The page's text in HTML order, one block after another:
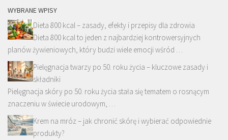
WYBRANE WPISY
Dieta 800 kcal – zasady, efekty i przepisy dla zdrowia
Dieta 800 kcal to jeden z najbardziej kontrowersyjnych
planów żywieniowych, który budzi wiele emocji wśród …
Pielęgnacja twarzy po 50. roku życia – kluczowe zasady i
składniki
Pielęgnacja skóry po 50. roku życia stała się tematem o rosnącym
znaczeniu w świecie urodowym, …
Krem na mróz – jak chronić skórę i wybierać odpowiednie
produkty?